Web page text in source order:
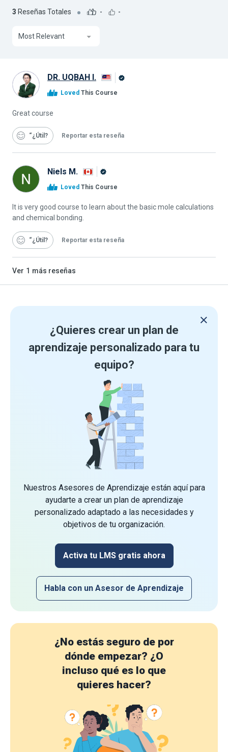
3 Reseñas Totales - -
Most Relevant
DR. UQBAH I.
Loved This Course
Great course
“¿Útil Reportar esta reseña
Niels M.
Alison
Loved This Course
It is very good course to learn about the basic mole calculations
and chemical bonding.
“¿Útil Reportar esta reseña
Ver 1 más reseñas
¿Quieres crear un plan de
aprendizaje personalizado para tu
equipo?
Nuestros Asesores de Aprendizaje están aquí para
ayudarte a crear un plan de aprendizaje
personalizado adaptado a las necesidades y
objetivos de tu organización.
Activa tu LMS gratis ahora
Habla con un Asesor de Aprendizaje
¿No estás seguro de por
dónde empezar? ¿O
incluso qué es lo que
quieres hacer?